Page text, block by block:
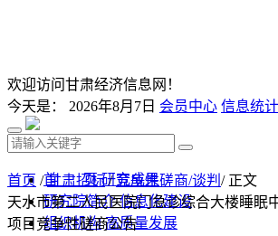
欢迎访问甘肃经济信息网！
今天是： 2026年8月7日 会员中心 信息统计
首 页 研究成果
研究院简介 信息化建设
组织机构 高质量发展
首页 /甘肃招标/竞争性磋商/谈判 / 正文
天水市第二人民医院门急诊综合大楼睡眠
项目竞争性磋商公告